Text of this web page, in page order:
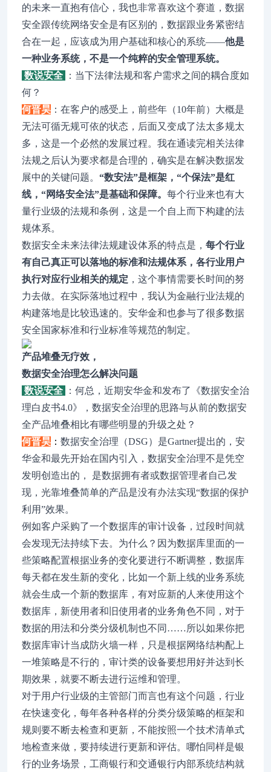
的未来一直抱有信心，我也非常喜欢这个赛道，数据
安全跟传统网络安全是有区别的，数据跟业务紧密结
合在一起，应该成为用户基础和核心的系统——他是
一种业务系统，不是一个纯粹的安全管理系统。
数说安全
：当下法律法规和客户需求之间的耦合度如
何？
何晋昊 ：在客户的感受上，前些年（10年前）大概是
无法可循无规可依的状态，后面又变成了法太多规太
多，这是一个必然的发展过程。我在通读完相关法律
法规之后认为要求都是合理的，确实是在解决数据发
展中的关键问题。 “数安法”是框架，“个保法”是红
线，“网络安全法”是基础和保障。 每个行业来也有大
量行业级的法规和条例，这是一个自上而下构建的法
规体系。
数据安全未来法律法规建设体系的特点是， 每个行业
有自己真正可以落地的标准和法规体系，各行业用户
执行对应行业相关的规定 ，这个事情需要长时间的努
力去做。在实际落地过程中，我认为金融行业法规的
构建落地是比较迅速的。安华金和也参与了很多数据
安全国家标准和行业标准等规范的制定。
产品堆叠无疗效，
数据安全治理怎么解决问题
数说安全
：何总，近期安华金和发布了《数据安全治
理白皮书4.0》，数据安全治理的思路与从前的数据安
全产品堆叠相比有哪些明显的升级之处？
何晋昊 ： 数据安全治理（DSG）是Gartner提出的，安
华金和最先开始在国内引入，数据安全治理不是凭空
发明创造出的， 是数据拥有者或数据管理者自己发
现，光靠堆叠简单的产品是没有办法实现“数据的保护
利用”效果。
例如客户采购了一个数据库的审计设备，过段时间就
会发现无法持续下去。为什么？因为数据库里面的一
些策略配置根据业务的变化要进行不断调整，数据库
每天都在发生新的变化，比如一个新上线的业务系统
就会生成一个新的数据库，有对应新的人来使用这个
数据库，新使用者和旧使用者的业务角色不同，对于
数据的用法和分类分级机制也不同……所以如果你把
数据库审计当成防火墙一样，只是根据网络结构配上
一堆策略是不行的，审计类的设备要想用好并达到长
期效果，就要不断去进行运维和管理。
对于用户行业级的主管部门而言也有这个问题，行业
在快速变化，每年各种各样的分类分级策略的框架和
规则要不断去检查和更新，不能按照一个技术清单式
地检查来做，要持续进行更新和评估。哪怕同样是银
行的业务场景，工商银行和交通银行内部系统结构就